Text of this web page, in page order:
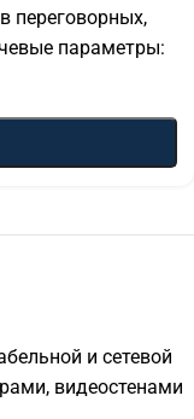
переговорных,
параметры:
и сетевой
видеостенами